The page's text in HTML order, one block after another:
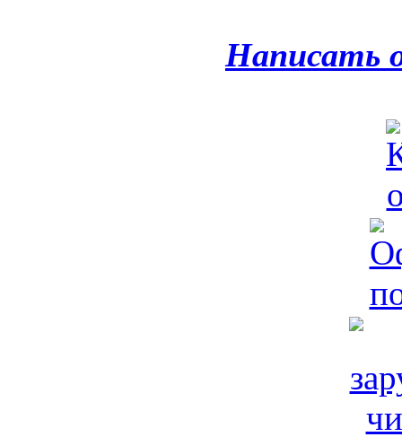
Написать